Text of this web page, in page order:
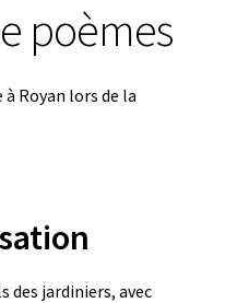
menu
enfant
poèmes
Royan lors de la
des jardiniers, avec